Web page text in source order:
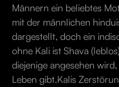
Männern ein beliebtes
mit der männlichen
dargestellt, doch ein
ohne Kali ist Shava
diejenige angesehen
Leben gibt.Kalis